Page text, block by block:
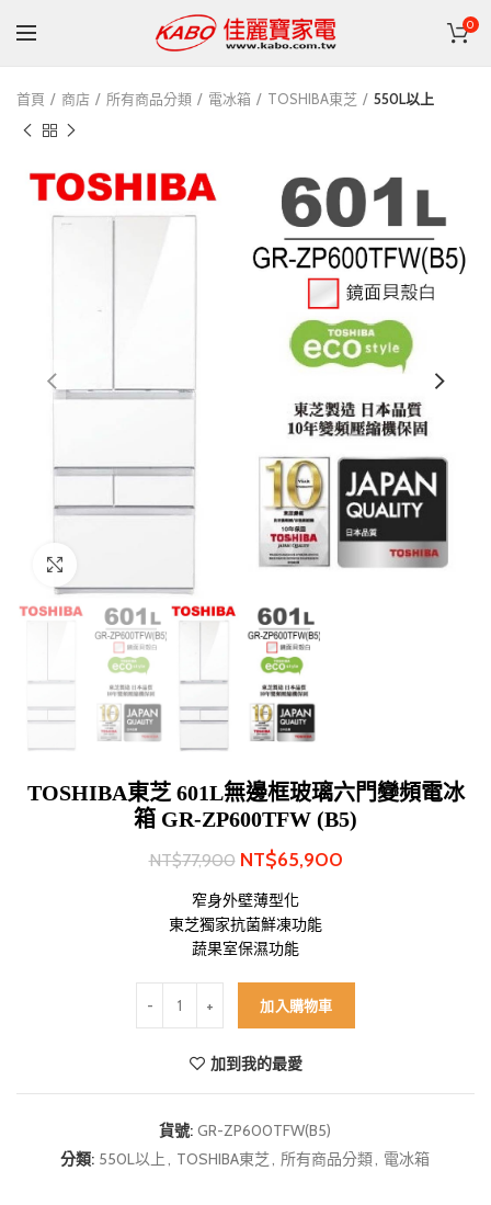
0
首頁 商店 所有商品分類 電冰箱 TOSHIBA東芝 550L以上
TOSHIBA東芝 601L無邊框玻璃六門變頻電冰
箱 GR-ZP600TFW (B5)
NT$77,900 NT$65,900
窄身外壁薄型化
東芝獨家抗菌鮮凍功能
蔬果室保濕功能
TOSHIBA東芝 601L無邊框玻璃六門變頻電冰箱 GR-
加入購物車
加到我的最愛
貨號: GR-ZP600TFW(B5)
分類: 550L以上, TOSHIBA東芝, 所有商品分類, 電冰箱